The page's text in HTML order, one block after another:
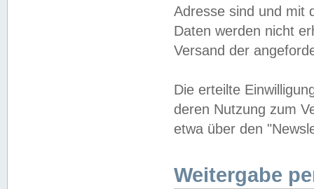
Adresse sind und mit
Daten werden nicht
Versand der
Die erteilte
deren Nutzung zum
etwa über den
Weitergabe